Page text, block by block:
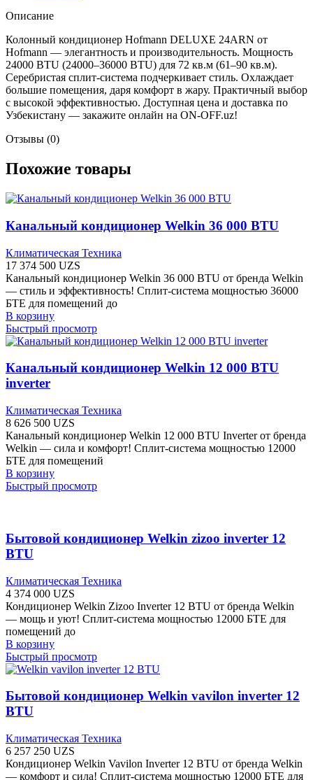
Описание
Колонный кондиционер Hofmann DELUXE 24ARN от
Hofmann — элегантность и производительность. Мощность
24000 BTU (24000–36000 BTU) для 72 кв.м (61–90 кв.м).
Серебристая сплит-система подчеркивает стиль. Охлаждает
большие помещения, даря комфорт в жару. Практичный выбор
с высокой эффективностью. Доступная цена и доставка по
Узбекистану — закажите онлайн на ON-OFF.uz!
Отзывы (0)
Похожие товары
Канальный кондиционер Welkin 36 000 BTU
Климатическая Техника
17 374 500 UZS
Канальный кондиционер Welkin 36 000 BTU от бренда Welkin
— стиль и эффективность! Сплит-система мощностью 36000
БТЕ для помещений до
В корзину
Быстрый просмотр
Канальный кондиционер Welkin 12 000 BTU
inverter
Климатическая Техника
8 626 500 UZS
Канальный кондиционер Welkin 12 000 BTU Inverter от бренда
Welkin — сила и комфорт! Сплит-система мощностью 12000
БТЕ для помещений
В корзину
Быстрый просмотр
Бытовой кондиционер Welkin zizoo inverter 12
BTU
Климатическая Техника
4 374 000 UZS
Кондиционер Welkin Zizoo Inverter 12 BTU от бренда Welkin
— мощь и уют! Сплит-система мощностью 12000 БТЕ для
помещений до
В корзину
Быстрый просмотр
Бытовой кондиционер Welkin vavilon inverter 12
BTU
Климатическая Техника
6 257 250 UZS
Кондиционер Welkin Vavilon Inverter 12 BTU от бренда Welkin
— комфорт и сила! Сплит-система мощностью 12000 БТЕ для